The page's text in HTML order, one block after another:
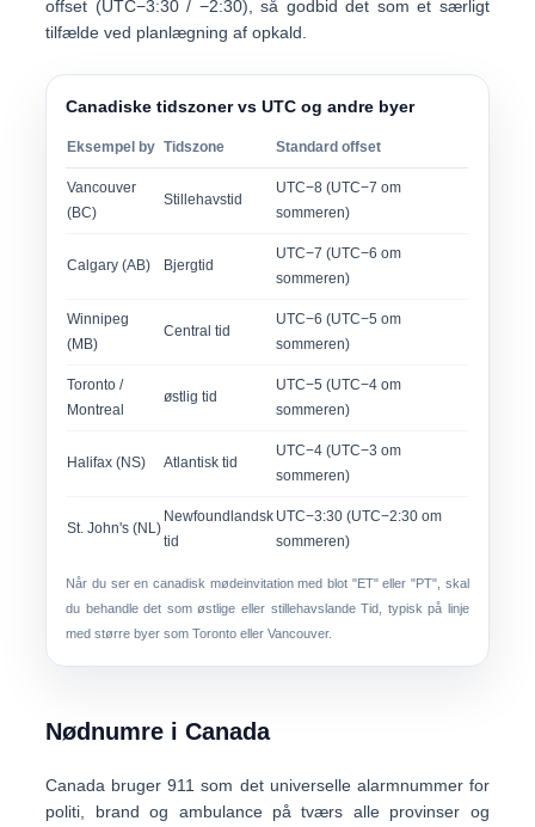
offset (UTC−3:30 / −2:30), så godbid det som et særligt
tilfælde ved planlægning af opkald.
Canadiske tidszoner vs UTC og andre byer
Eksempel by Tidszone Standard offset
Vancouver
(BC)
Stillehavstid
UTC−8 (UTC−7 om
sommeren)
Calgary (AB) Bjergtid
UTC−7 (UTC−6 om
sommeren)
Winnipeg
(MB)
Central tid
UTC−6 (UTC−5 om
sommeren)
Toronto /
Montreal
østlig tid
UTC−5 (UTC−4 om
sommeren)
Halifax (NS) Atlantisk tid
UTC−4 (UTC−3 om
sommeren)
St. John's (NL)
Newfoundlandsk
tid
UTC−3:30 (UTC−2:30 om
sommeren)
Når du ser en canadisk mødeinvitation med blot "ET" eller "PT", skal
du behandle det som østlige eller stillehavslande Tid, typisk på linje
med større byer som Toronto eller Vancouver.
Nødnumre i Canada
Canada bruger911 som det universelle alarmnummer for
politi, brand og ambulance på tværs alle provinser og